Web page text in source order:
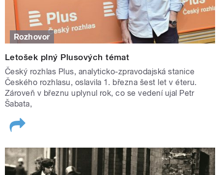
Rozhovor
Letošek plný Plusových témat
Český rozhlas Plus, analyticko-zpravodajská stanice
Českého rozhlasu, oslavila 1. března šest let v éteru.
Zároveň v březnu uplynul rok, co se vedení ujal Petr
Šabata,